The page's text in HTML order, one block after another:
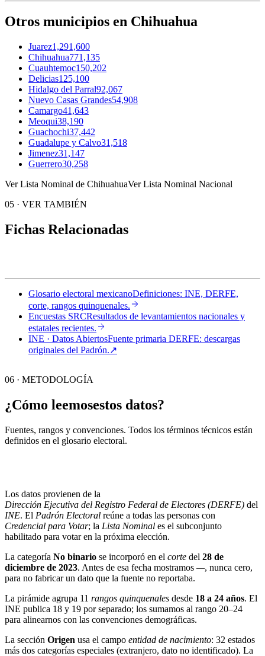
Otros municipios en Chihuahua
Juarez1,291,600
Chihuahua771,135
Cuauhtemoc150,202
Delicias125,100
Hidalgo del Parral92,067
Nuevo Casas Grandes54,908
Camargo41,643
Meoqui38,190
Guachochi37,442
Guadalupe y Calvo31,518
Jimenez31,147
Guerrero30,258
Ver Lista Nominal de ChihuahuaVer Lista Nominal Nacional
05 · VER TAMBIÉN
Fichas Relacionadas
Glosario electoral mexicanoDefiniciones: INE, DERFE,
corte, rangos quinquenales.
Encuestas SRCResultados de levantamientos nacionales y
estatales recientes.
INE · Datos AbiertosFuente primaria DERFE: descargas
originales del Padrón.↗︎
06 · METODOLOGÍA
¿Cómo leemosestos datos?
Fuentes, rangos y convenciones. Todos los términos técnicos están
definidos en el glosario electoral.
Los datos provienen de la
Dirección Ejecutiva del Registro Federal de Electores (DERFE) del
INE. El Padrón Electoral reúne a todas las personas con
Credencial para Votar; la Lista Nominal es el subconjunto
habilitado para votar en la próxima elección.
La categoría No binario se incorporó en el corte del 28 de
diciembre de 2023. Antes de esa fecha mostramos —, nunca cero,
para no fabricar un dato que la fuente no reportaba.
La pirámide agrupa 11 rangos quinquenales desde 18 a 24 años. El
INE publica 18 y 19 por separado; los sumamos al rango 20–24
para alinearnos con las convenciones demográficas.
La sección Origen usa el campo entidad de nacimiento: 32 estados
más dos categorías especiales (extranjero, dato no identificado). La